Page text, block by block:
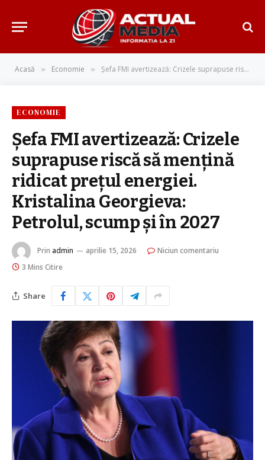
Acasă » Economie » Șefa FMI avertizează: Crizele suprapuse riscă să mențină ridicat prețul energiei. Kristalina Georgieva: Petrolul, scump și în 2027
ECONOMIE
Șefa FMI avertizează: Crizele
suprapuse riscă să mențină
ridicat prețul energiei.
Kristalina Georgieva:
Petrolul, scump și în 2027
Prin admin aprilie 15, 2026
Niciun comentariu
3 Mins Citire
Share